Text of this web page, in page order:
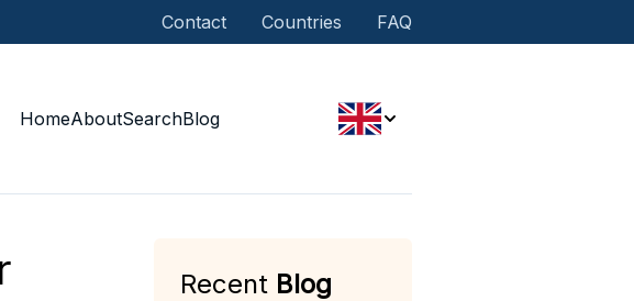
Contact Countries FAQ
HomeAboutSearchBlog
Recent Blog